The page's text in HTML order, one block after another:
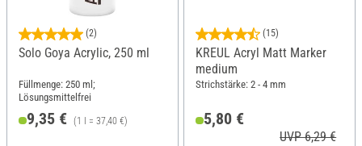
(2)
Solo Goya Acrylic, 250 ml
Füllmenge: 250 ml;
Lösungsmittelfrei
9,35 € (1 l = 37,40 €)
(15)
KREUL Acryl Matt Marker
medium
Strichstärke: 2 - 4 mm
5,80 €
UVP 6,29 €